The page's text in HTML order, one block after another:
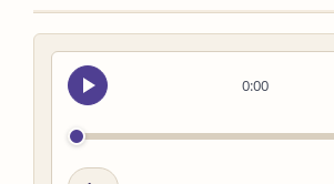
0:00
Seek
audio